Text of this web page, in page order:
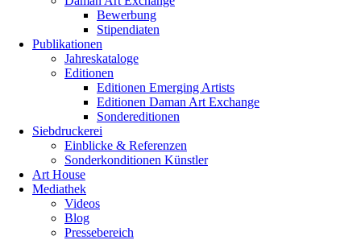
Bewerbung
Stipendiaten
Publikationen
Jahreskataloge
Editionen
Editionen Emerging Artists
Editionen Daman Art Exchange
Sondereditionen
Siebdruckerei
Einblicke & Referenzen
Sonderkonditionen Künstler
Art House
Mediathek
Videos
Blog
Pressebereich